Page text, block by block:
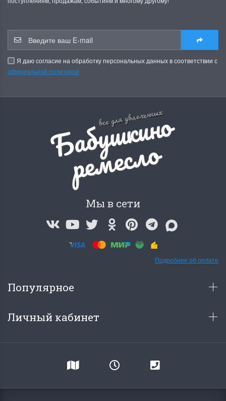
Я даю согласие на обработку персональных данных в соответствии с
официальной политикой
все для увлеченных
Б
а
б
у
ш
к
и
н
о
р
е
м
е
с
л
о
Мы в сети
Подробнее об оплате
Популярное
Личный кабинет